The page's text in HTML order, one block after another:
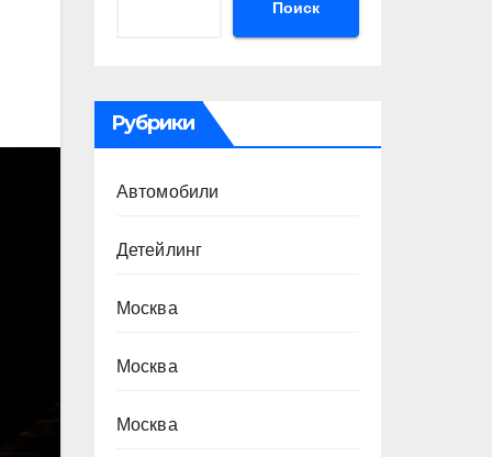
Поиск
Рубрики
Автомобили
Детейлинг
Москва
Москва
Москва